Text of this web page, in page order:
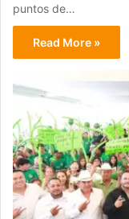
puntos de…
Read More »